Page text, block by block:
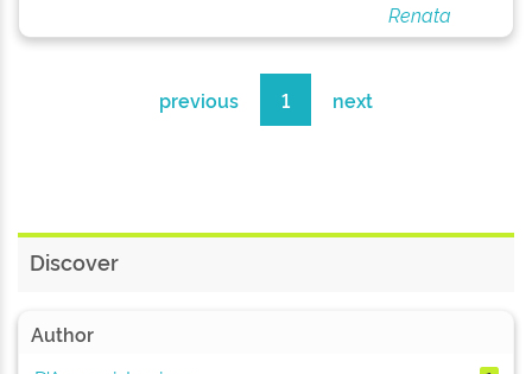
Renata
previous 1 next
Discover
Author